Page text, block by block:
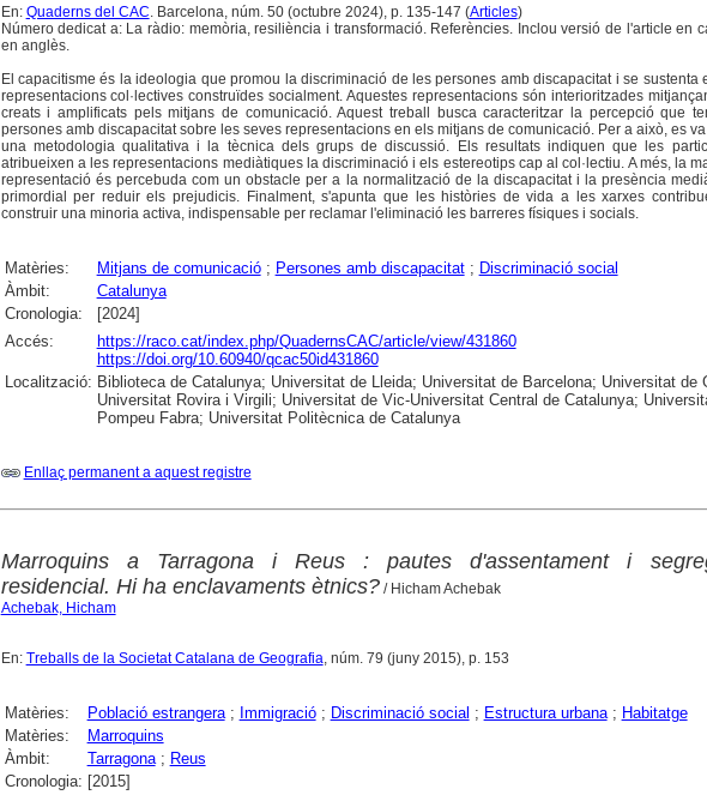
En: Quaderns del CAC. Barcelona, núm. 50 (octubre 2024), p. 135-147 (Articles)
Número dedicat a: La ràdio: memòria, resiliència i transformació. Referències. Inclou versió de l'article en
en anglès.
El capacitisme és la ideologia que promou la discriminació de les persones amb discapacitat i se sustenta
representacions col·lectives construïdes socialment. Aquestes representacions són interioritzades
creats i amplificats pels mitjans de comunicació. Aquest treball busca caracteritzar la percepció que
persones amb discapacitat sobre les seves representacions en els mitjans de comunicació. Per a això, es
una metodologia qualitativa i la tècnica dels grups de discussió. Els resultats indiquen que les
atribueixen a les representacions mediàtiques la discriminació i els estereotips cap al col·lectiu. A més, la
representació és percebuda com un obstacle per a la normalització de la discapacitat i la presència
primordial per reduir els prejudicis. Finalment, s'apunta que les històries de vida a les xarxes
construir una minoria activa, indispensable per reclamar l'eliminació les barreres físiques i socials.
Matèries: Mitjans de comunicació; Persones amb discapacitat; Discriminació social
Àmbit:
Catalunya
Cronologia:
[2024]
Accés:
https://raco.cat/index.php/QuadernsCAC/article/view/431860
https://doi.org/10.60940/qcac50id431860
Localització: Biblioteca de Catalunya; Universitat de Lleida; Universitat de Barcelona; Universitat de
Universitat Rovira i Virgili; Universitat de Vic-Universitat Central de Catalunya;
Pompeu Fabra; Universitat Politècnica de Catalunya
Enllaç permanent a aquest registre
Marroquins a Tarragona i Reus : pautes d'assentament i
residencial. Hi ha enclavaments ètnics?/ Hicham Achebak
Achebak, Hicham
En: Treballs de la Societat Catalana de Geografia, núm. 79 (juny 2015), p. 153
Matèries: Població estrangera; Immigració; Discriminació social ; Estructura urbana; Habitatge
Matèries:
Marroquins
Àmbit:
Tarragona; Reus
Cronologia: [2015]